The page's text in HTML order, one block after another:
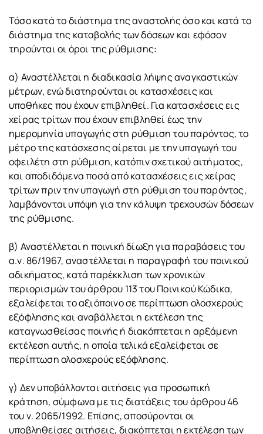
Τόσο κατά το διάστημα της αναστολής όσο και κατά το
διάστημα της καταβολής των δόσεων και εφόσον
τηρούνται οι όροι της ρύθμισης:
α) Αναστέλλεται η διαδικασία λήψης αναγκαστικών
μέτρων, ενώ διατηρούνται οι κατασχέσεις και
υποθήκες που έχουν επιβληθεί. Για κατασχέσεις εις
χείρας τρίτων που έχουν επιβληθεί έως την
ημερομηνία υπαγωγής στη ρύθμιση του παρόντος, το
μέτρο της κατάσχεσης αίρεται με την υπαγωγή του
οφειλέτη στη ρύθμιση, κατόπιν σχετικού αιτήματος,
και αποδιδόμενα ποσά από κατασχέσεις εις χείρας
τρίτων πριν την υπαγωγή στη ρύθμιση του παρόντος,
λαμβάνονται υπόψη για την κάλυψη τρεχουσών δόσεων
της ρύθμισης.
β) Αναστέλλεται η ποινική δίωξη για παραβάσεις του
α.ν. 86/1967, αναστέλλεται η παραγραφή του ποινικού
αδικήματος, κατά παρέκκλιση των χρονικών
περιορισμών του άρθρου 113 του Ποινικού Κώδικα,
εξαλείφεται το αξιόποινο σε περίπτωση ολοσχερούς
εξόφλησης και αναβάλλεται η εκτέλεση της
καταγνωσθείσας ποινής ή διακόπτεται η αρξάμενη
εκτέλεση αυτής, η οποία τελικά εξαλείφεται σε
περίπτωση ολοσχερούς εξόφλησης.
γ) Δεν υποβάλλονται αιτήσεις για προσωπική
κράτηση, σύμφωνα με τις διατάξεις του άρθρου 46
του ν. 2065/1992. Επίσης, αποσύρονται οι
υποβληθείσες αιτήσεις, διακόπτεται η εκτέλεση των